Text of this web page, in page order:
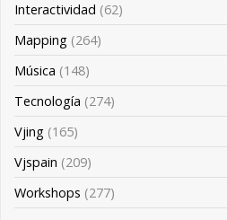
Interactividad (62)
Mapping (264)
Música (148)
Tecnología (274)
Vjing (165)
Vjspain (209)
Workshops (277)